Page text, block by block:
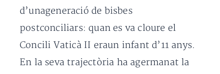
d’unageneració de bisbes
postconciliars: quan es va cloure el
Concili Vaticà II eraun infant d’11 anys.
En la seva trajectòria ha agermanat la